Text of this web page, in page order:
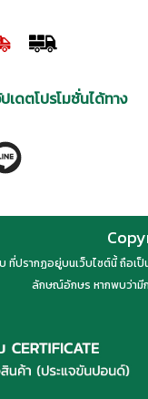
ดตโปรโมชั่นได้ทาง
ที่ปรากฏอยู่บนเว็บไซต์นี้ ถือเ
ลักษณ์อักษร หากพบว่ามีก